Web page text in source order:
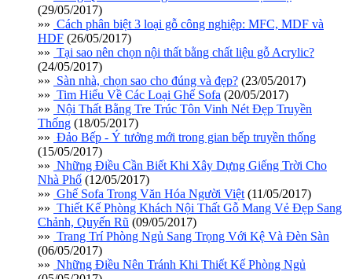
(29/05/2017)
»» Cách phân biệt 3 loại gỗ công nghiệp: MFC, MDF và
HDF (26/05/2017)
»» Tại sao nên chọn nội thất bằng chất liệu gỗ Acrylic?
(24/05/2017)
»» Sàn nhà, chọn sao cho đúng và đẹp? (23/05/2017)
»» Tim Hiểu Về Các Loại Ghế Sofa (20/05/2017)
»» Nội Thất Bằng Tre Trúc Tôn Vinh Nét Đẹp Truyền
Thống (18/05/2017)
»» Đảo Bếp - Ý tưởng mới trong gian bếp truyền thống
(15/05/2017)
»» Những Điều Cần Biết Khi Xây Dựng Giếng Trời Cho
Nhà Phố (12/05/2017)
»» Ghế Sofa Trong Văn Hóa Người Việt (11/05/2017)
»» Thiết Kế Phòng Khách Nội Thất Gỗ Mang Vẻ Đẹp Sang
Chảnh, Quyến Rũ (09/05/2017)
»» Trang Trí Phòng Ngủ Sang Trọng Với Kệ Và Đèn Sàn
(06/05/2017)
»» Những Điều Nên Tránh Khi Thiết Kế Phòng Ngủ